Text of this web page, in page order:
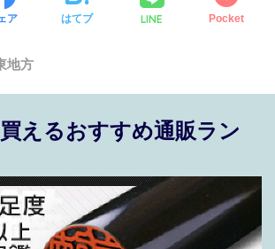
ア はてブ LINE Pocket
地方
えるおすすめ通販ラン